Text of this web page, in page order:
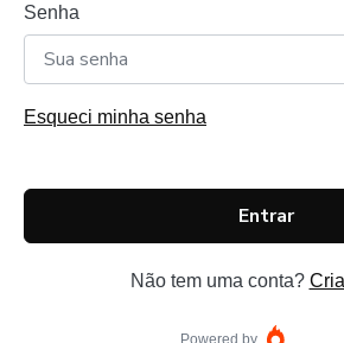
Senha
Esqueci minha senha
Entrar
Não tem uma conta?
Powered by